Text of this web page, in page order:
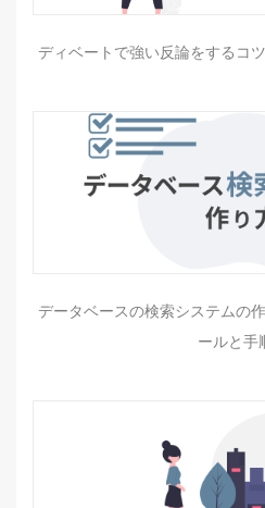
ディベートで強い反論をするコ
データベースの検索システムの
ールと手